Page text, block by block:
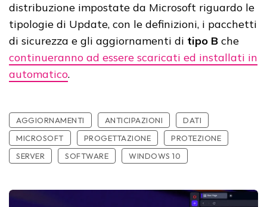
distribuzione impostate da Microsoft riguardo le
tipologie di Update, con le definizioni, i pacchetti
di sicurezza e gli aggiornamenti di tipo B che
continueranno ad essere scaricati ed installati in
automatico.
AGGIORNAMENTI ANTICIPAZIONI
DATI
MICROSOFT
PROGETTAZIONE
PROTEZIONE
SERVER
SOFTWARE WINDOWS 10